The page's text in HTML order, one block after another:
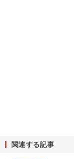
関連する記事